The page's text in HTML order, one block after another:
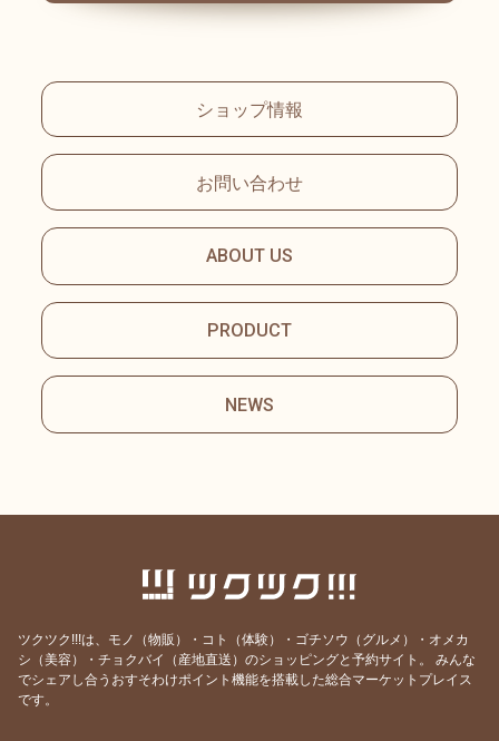
ショップ情報
お問い合わせ
ABOUT US
PRODUCT
NEWS
ツクツク!!!は、モノ（物販）・コト（体験）・ゴチソウ（グルメ）・オメカ
シ（美容）・チョクバイ（産地直送）のショッピングと予約サイト。
みんな
でシェアし合うおすそわけポイント機能を搭載した総合マーケットプレイス
です。